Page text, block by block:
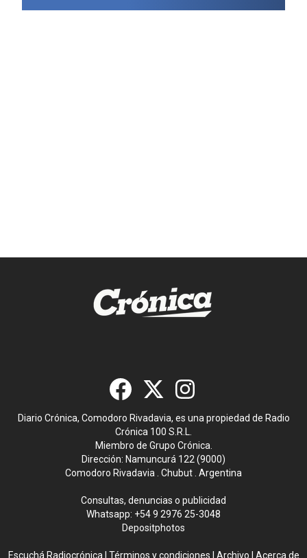
Diario Crónica, Comodoro Rivadavia, es una propiedad de Radio
Crónica 100 S.R.L.
Miembro de Grupo Crónica.
Dirección: Namuncurá 122 (9000)
Comodoro Rivadavia . Chubut . Argentina
Consultas, denuncias o publicidad
Whatsapp: +54 9 2976 25-3048
Depositphotos
Escuchá Radiocrónica Términos y condiciones Archivo Acerca de